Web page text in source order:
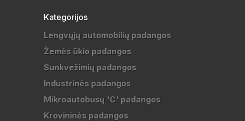
Kategorijos
Lengvųjų automobilių padangos
Žemės ūkio padangos
Sunkvežimių padangos
Industrinės padangos
Mikroautobusų 'C' padangos
Krovininės padangos